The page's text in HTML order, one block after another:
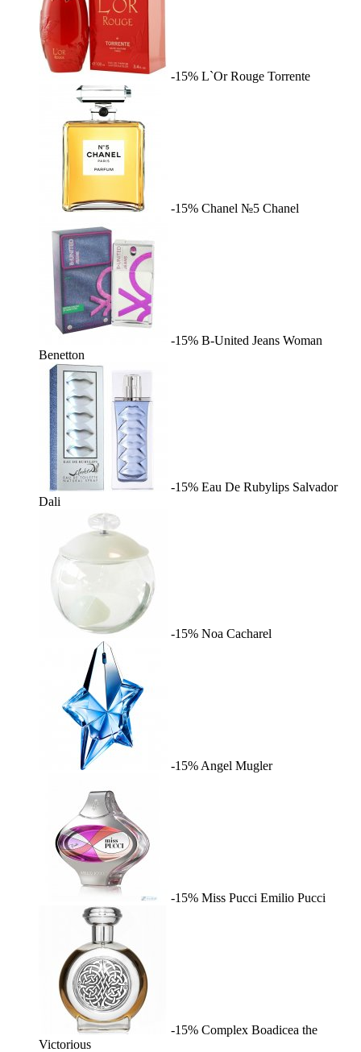
-15% L`Or Rouge Torrente
-15% Chanel №5 Chanel
-15% B-United Jeans Woman
Benetton
-15% Eau De Rubylips Salvador
Dali
-15% Noa Cacharel
-15% Angel Mugler
-15% Miss Pucci Emilio Pucci
-15% Complex Boadicea the
Victorious